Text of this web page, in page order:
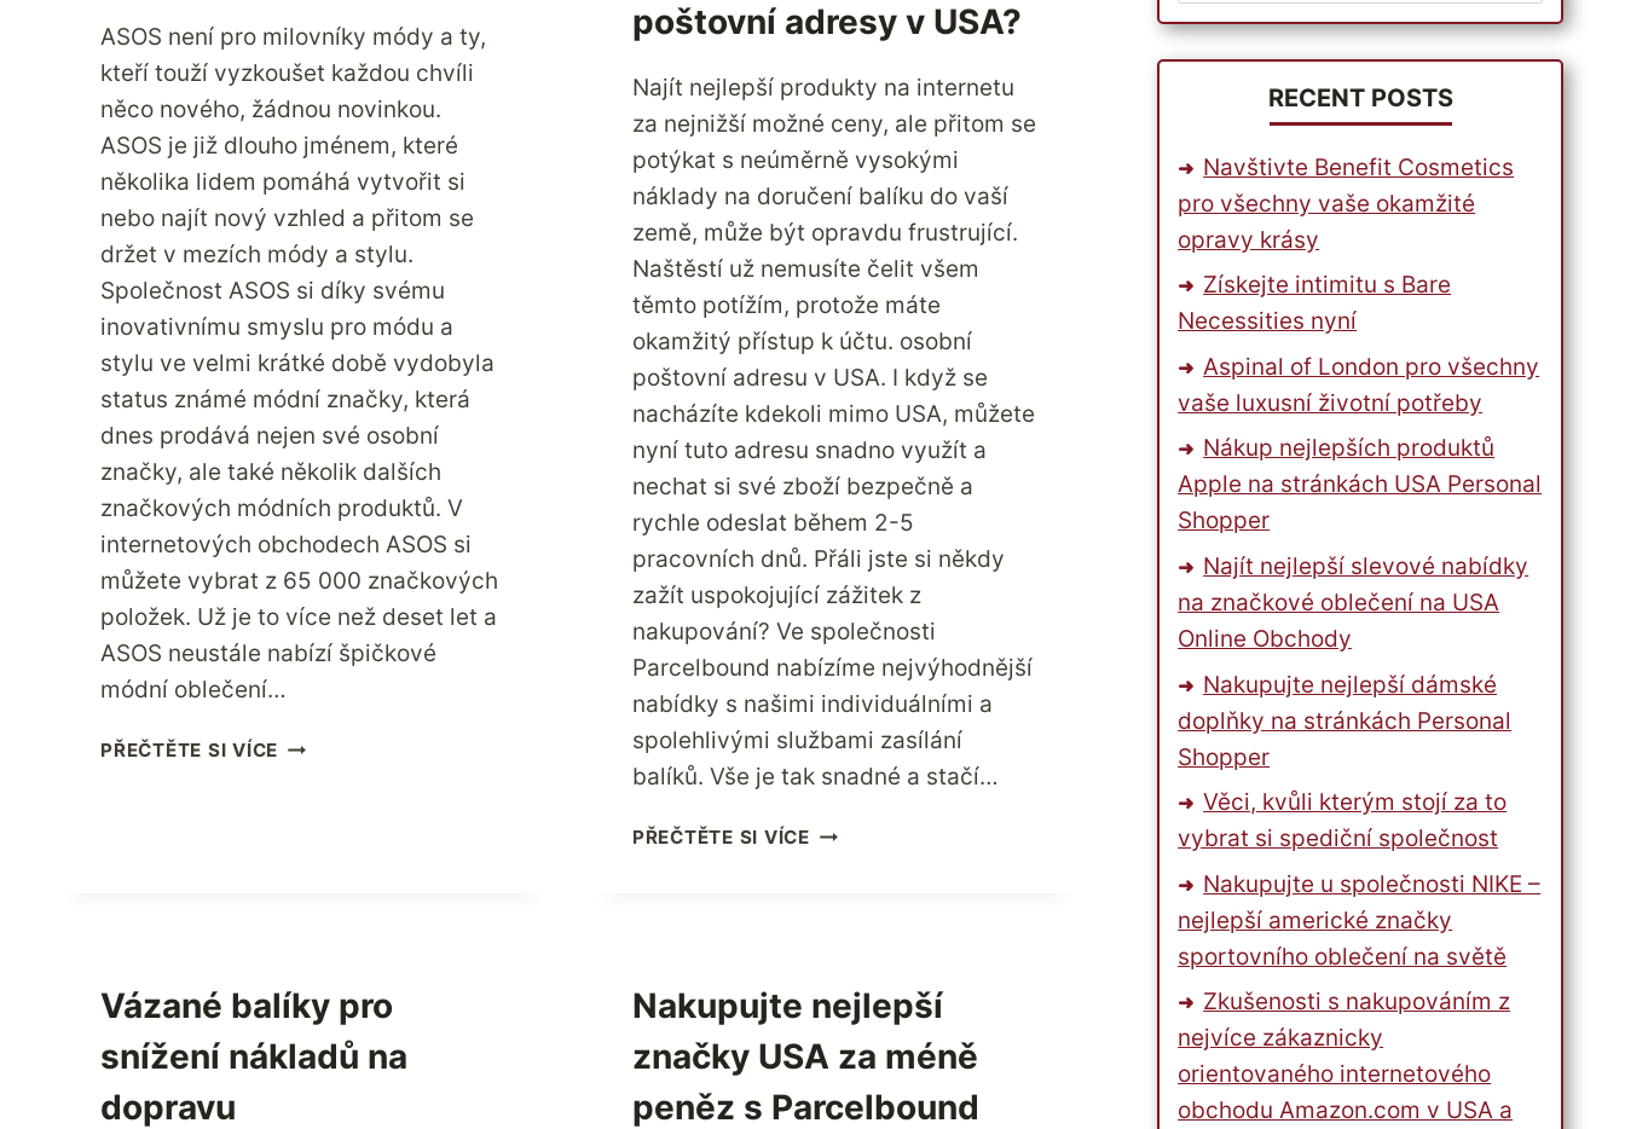
ASOS není pro milovníky módy a ty,
kteří touží vyzkoušet každou chvíli
něco nového, žádnou novinkou.
ASOS je již dlouho jménem, které
několika lidem pomáhá vytvořit si
nebo najít nový vzhled a přitom se
držet v mezích módy a stylu.
Společnost ASOS si díky svému
inovativnímu smyslu pro módu a
stylu ve velmi krátké době vydobyla
status známé módní značky, která
dnes prodává nejen své osobní
značky, ale také několik dalších
značkových módních produktů. V
internetových obchodech ASOS si
můžete vybrat z 65 000 značkových
položek. Už je to více než deset let a
ASOS neustále nabízí špičkové
módní oblečení…
PŘEČTĚTE SI VÍCE MILOVNÍCI
poštovní adresy v USA?
Najít nejlepší produkty na internetu
za nejnižší možné ceny, ale přitom se
potýkat s neúměrně vysokými
náklady na doručení balíku do vaší
země, může být opravdu frustrující.
Naštěstí už nemusíte čelit všem
těmto potížím, protože máte
okamžitý přístup k účtu. osobní
poštovní adresu v USA. I když se
nacházíte kdekoli mimo USA, můžete
nyní tuto adresu snadno využít a
nechat si své zboží bezpečně a
rychle odeslat během 2-5
pracovních dnů. Přáli jste si někdy
zažít uspokojující zážitek z
nakupování? Ve společnosti
Parcelbound nabízíme nejvýhodnější
nabídky s našimi individuálními a
spolehlivými službami zasílání
balíků. Vše je tak snadné a stačí…
PŘEČTĚTE SI VÍCEJAK
POŠTOVNÍ
V
Vázané balíky pro
snížení nákladů na
dopravu
Nakupujte nejlepší
značky USA za méně
peněz s Parcelbound
RECENT POSTS
Navštivte Benefit Cosmetics
pro všechny vaše okamžité
opravy krásy
Získejte intimitu s Bare
Necessities nyní
Aspinal of London pro všechny
vaše luxusní životní potřeby
Nákup nejlepších produktů
Apple na stránkách USA Personal
Shopper
Najít nejlepší slevové nabídky
na značkové oblečení na USA
Online Obchody
Nakupujte nejlepší dámské
doplňky na stránkách Personal
Shopper
Věci, kvůli kterým stojí za to
vybrat si spediční společnost
Nakupujte u společnosti NIKE –
nejlepší americké značky
sportovního oblečení na světě
Zkušenosti s nakupováním z
nejvíce zákaznicky
orientovaného internetového
obchodu Amazon.com v USA a